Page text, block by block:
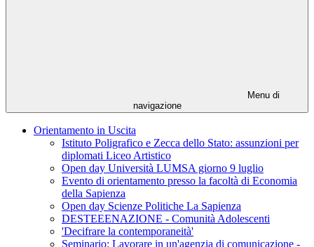
Menu di
navigazione
Orientamento in Uscita
Istituto Poligrafico e Zecca dello Stato: assunzioni per
diplomati Liceo Artistico
Open day Università LUMSA giorno 9 luglio
Evento di orientamento presso la facoltà di Economia
della Sapienza
Open day Scienze Politiche La Sapienza
DESTEEENAZIONE - Comunità Adolescenti
'Decifrare la contemporaneità'
Seminario: Lavorare in un'agenzia di comunicazione -